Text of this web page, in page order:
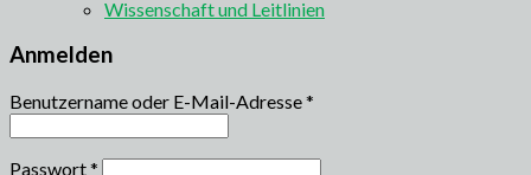
Wissenschaft und Leitlinien
Anmelden
Benutzername oder E-Mail-Adresse*
Passwort*